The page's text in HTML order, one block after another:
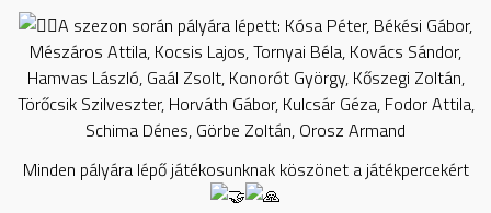
A szezon során pályára lépett: Kósa Péter, Békési Gábor,
Mészáros Attila, Kocsis Lajos, Tornyai Béla, Kovács Sándor,
Hamvas László, Gaál Zsolt, Konorót György, Kőszegi Zoltán,
Törőcsik Szilveszter, Horváth Gábor, Kulcsár Géza, Fodor Attila,
Schima Dénes, Görbe Zoltán, Orosz Armand
Minden pályára lépő játékosunknak köszönet a játékpercekért